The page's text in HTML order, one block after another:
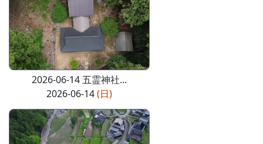
2026-06-14 五霊神社...
2026-06-14(日)